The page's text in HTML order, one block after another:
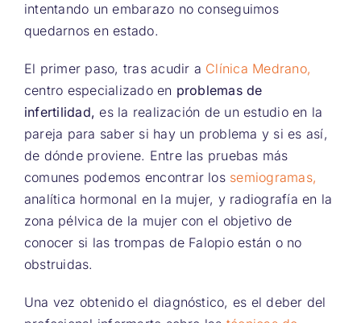
intentando un embarazo no conseguimos
quedarnos en estado.
El primer paso, tras acudir a Clínica Medrano,
centro especializado en problemas de
infertilidad, es la realización de un estudio en la
pareja para saber si hay un problema y si es así,
de dónde proviene. Entre las pruebas más
comunes podemos encontrar los semiogramas,
analítica hormonal en la mujer, y radiografía en la
zona pélvica de la mujer con el objetivo de
conocer si las trompas de Falopio están o no
obstruidas.
Una vez obtenido el diagnóstico, es el deber del